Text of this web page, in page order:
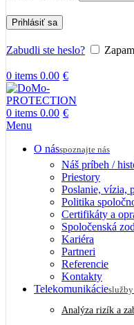
Prihlásiť sa
Zabudli ste heslo?
0 items 0.00 €
0 items 0.00 €
Menu
O násspoznajte nás
Náš príbeh /
Priestory
Poslanie, vízia,
Politika
Certifikáty a
Spoločenská
Kariéra
Partneri
Referencie
Kontakty
Telekomunikácie
Analýza rizík a